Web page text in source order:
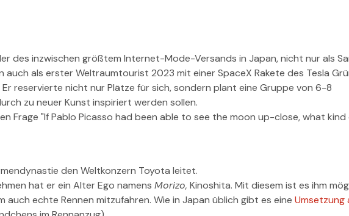
des inzwischen größtem Internet-Mode-Versands in Japan, nicht nur als
als erster Weltraumtourist 2023 mit einer SpaceX Rakete des Tesla
reservierte nicht nur Plätze für sich, sondern plant eine Gruppe von 6-8
zu neuer Kunst inspiriert werden sollen.
Frage "If Pablo Picasso had been able to see the moon up-close, what kind
den Weltkonzern Toyota leitet.
hat er ein Alter Ego namens Morizo, Kinoshita. Mit diesem ist es ihm
auch echte Rennen mitzufahren. Wie in Japan üblich gibt es eine Umsetzung